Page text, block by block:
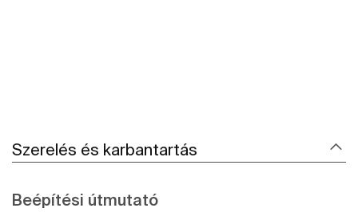
Szerelés és karbantartás
Beépítési útmutató